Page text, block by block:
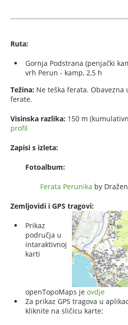
Ruta:
Gornja Podstrana (penjački
vrh Perun - kamp, 2,5 h
Težina: Ne teška ferata.
ferate.
Visinska razlika: 150 m
profil
Zapisi s izleta:
Fotoalbum:
Ferata Perunika by Dražen
Zemljovidi i GPS tragovi:
Prikaz
područja u
intaraktivnoj
karti
openTopoMaps jeovdje
Za prikaz GPS tragova u
kliknite na sličicu karte: